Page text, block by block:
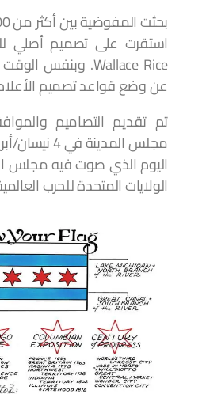
استقرت على تصميم أصلي
عن وضع قواعد تصميم
تم تقديم التصاميم
اليوم الذي صوت فيه مجلس
الولايات المتحدة للحرب